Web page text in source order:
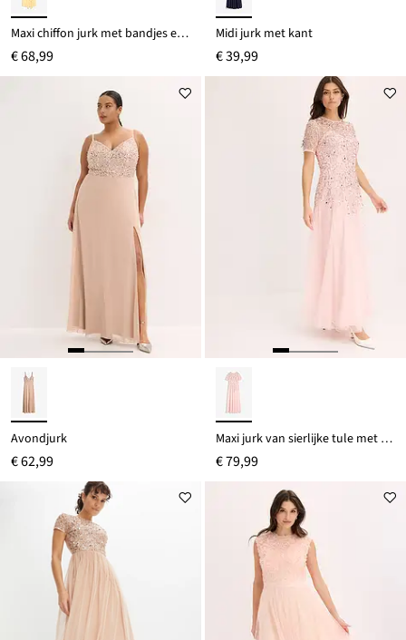
Maxi chiffon jurk met bandjes en volants
€ 68,99
Midi jurk met kant
€ 39,99
Avondjurk
€ 62,99
Maxi jurk van sierlijke tule met lovertjesborduursel
€ 79,99